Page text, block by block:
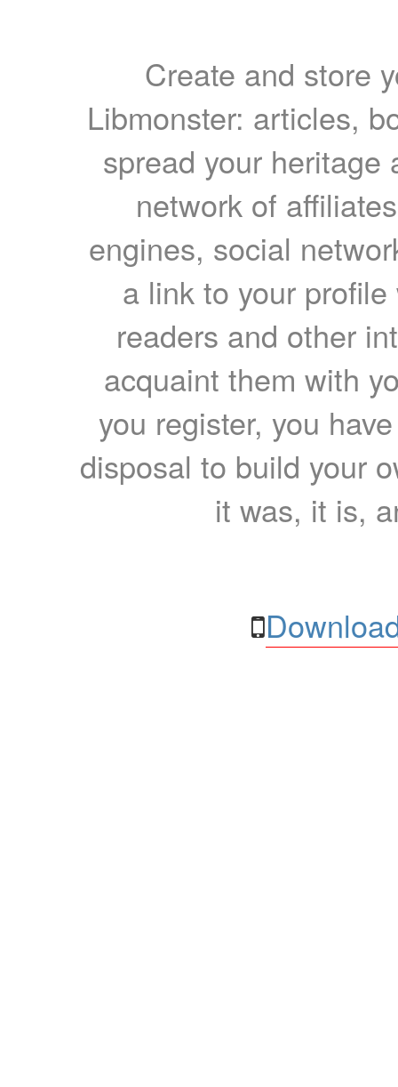
Create and store
Libmonster: articles,
spread your heritage
network of
engines, social
a link to your
readers and other
acquaint them with
you register, you
disposal to build your
it was, it is,